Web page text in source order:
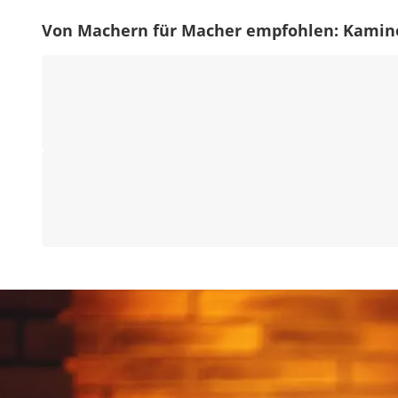
Von Machern für Macher empfohlen: